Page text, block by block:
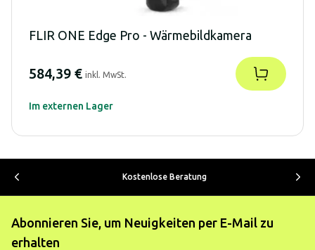
FLIR ONE Edge Pro - Wärmebildkamera
584,39 € inkl. MwSt.
Im externen Lager
Kostenlose Beratung
Abonnieren Sie, um Neuigkeiten per E-Mail zu
erhalten